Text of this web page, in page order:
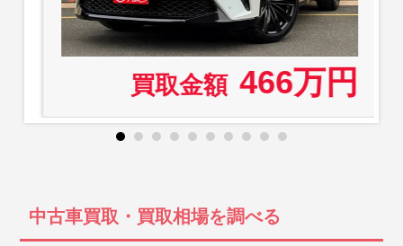
買取金額 466万円
中古車買取・買取相場を調べる